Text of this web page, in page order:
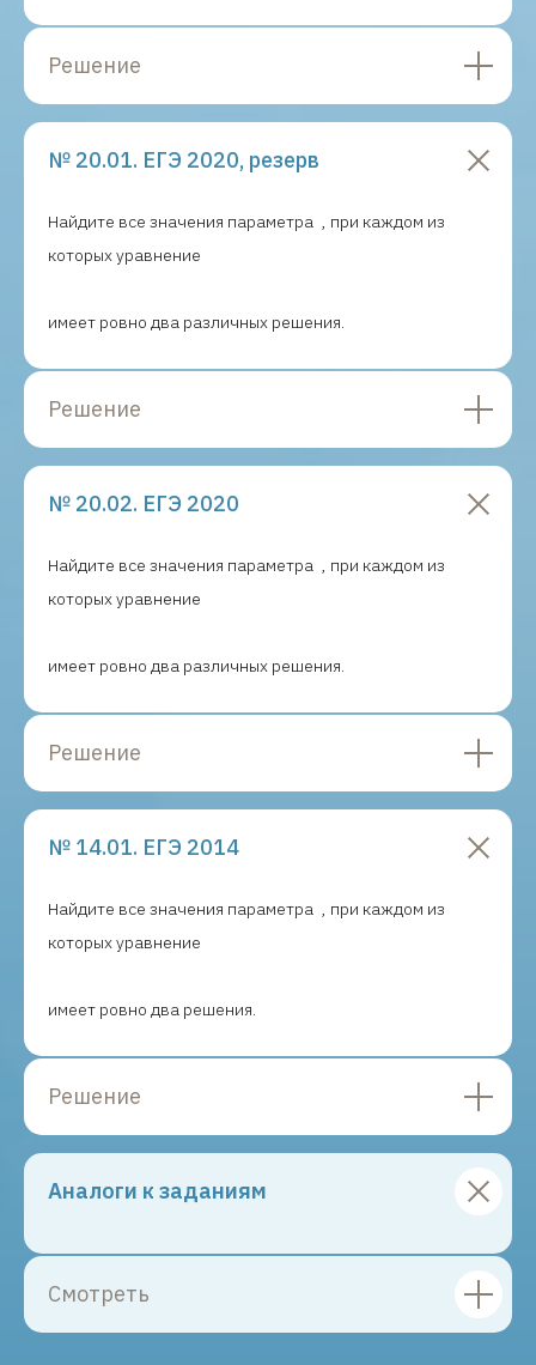
Решение
№ 20.01. ЕГЭ 2020, резерв
Найдите все значения параметра , при каждом из
которых уравнение
имеет ровно два различных решения.
Решение
№ 20.02. ЕГЭ 2020
Найдите все значения параметра , при каждом из
которых уравнение
имеет ровно два различных решения.
Решение
№ 14.01. ЕГЭ 2014
Найдите все значения параметра , при каждом из
которых уравнение
имеет ровно два решения.
Решение
Аналоги к заданиям
Смотреть